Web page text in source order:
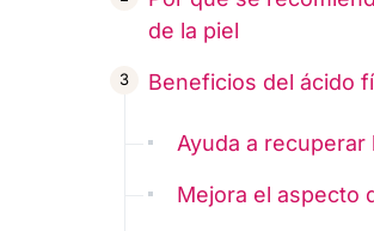
de la piel
Beneficios del ácido
Ayuda a recuperar
Mejora el aspecto